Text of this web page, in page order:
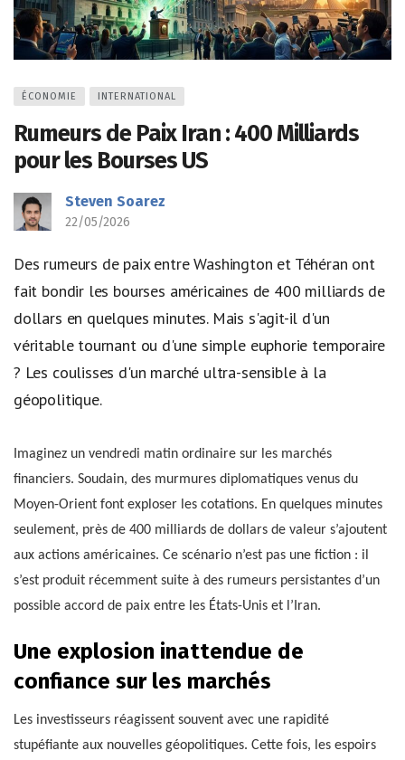
ÉCONOMIE INTERNATIONAL
Rumeurs de Paix Iran : 400 Milliards
pour les Bourses US
Steven Soarez
22/05/2026
Des rumeurs de paix entre Washington et Téhéran ont
fait bondir les bourses américaines de 400 milliards de
dollars en quelques minutes. Mais s'agit-il d'un
véritable tournant ou d'une simple euphorie temporaire
? Les coulisses d'un marché ultra-sensible à la
géopolitique.
Imaginez un vendredi matin ordinaire sur les marchés
financiers. Soudain, des murmures diplomatiques venus du
Moyen-Orient font exploser les cotations. En quelques minutes
seulement, près de 400 milliards de dollars de valeur s’ajoutent
aux actions américaines. Ce scénario n’est pas une fiction : il
s’est produit récemment suite à des rumeurs persistantes d’un
possible accord de paix entre les États-Unis et l’Iran.
Une explosion inattendue de
confiance sur les marchés
Les investisseurs réagissent souvent avec une rapidité
stupéfiante aux nouvelles géopolitiques. Cette fois, les espoirs